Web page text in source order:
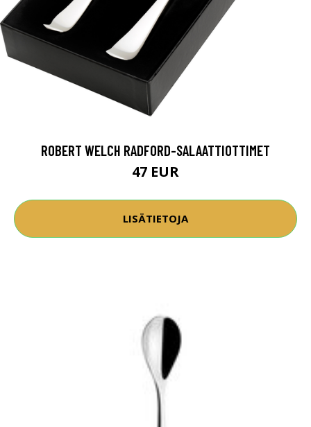
ROBERT WELCH RADFORD-SALAATTIOTTIMET
47 EUR
LISÄTIETOJA